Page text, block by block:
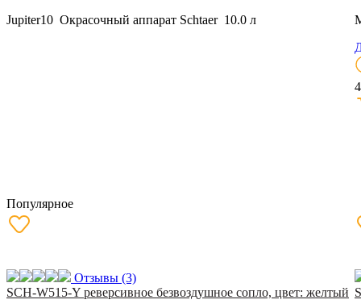
Jupiter10 Окрасочный аппарат Schtaer 10.0 л
Популярное
Отзывы (3)
SCH-W515-Y реверсивное безвоздушное сопло, цвет: желтый